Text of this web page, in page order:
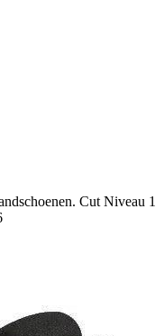
Cut Niveau 1